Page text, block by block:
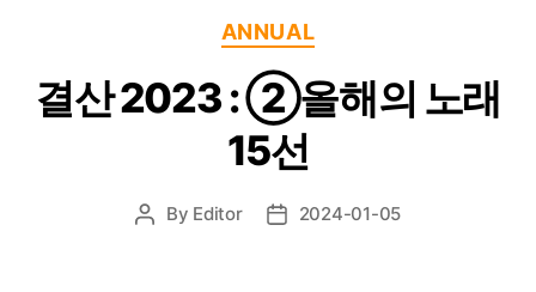
Categories
ANNUAL
결산 2023 : ②올해의 노래
15선
Post
By Editor
Post2024-01-05